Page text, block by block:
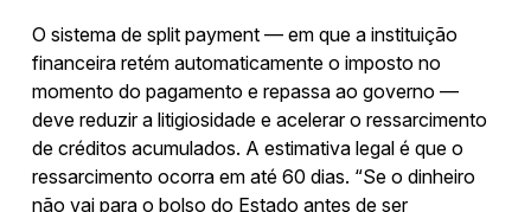
O sistema de split payment — em que a instituição
financeira retém automaticamente o imposto no
momento do pagamento e repassa ao governo —
deve reduzir a litigiosidade e acelerar o ressarcimento
de créditos acumulados. A estimativa legal é que o
ressarcimento ocorra em até 60 dias. “Se o dinheiro
não vai para o bolso do Estado antes de ser